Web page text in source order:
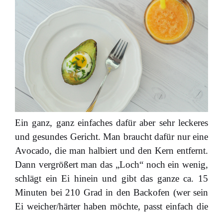
Ein ganz, ganz einfaches dafür aber sehr leckeres
und gesundes Gericht. Man braucht dafür nur eine
Avocado, die man halbiert und den Kern entfernt.
Dann vergrößert man das „Loch“ noch ein wenig,
schlägt ein Ei hinein und gibt das ganze ca. 15
Minuten bei 210 Grad in den Backofen (wer sein
Ei weicher/härter haben möchte, passt einfach die